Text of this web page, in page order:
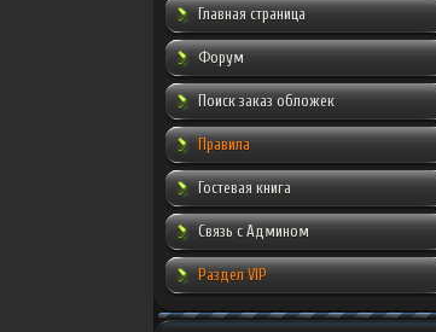
Главная страница
Форум
Поиск заказ обложек
Правила
Гостевая книга
Связь с Админом
Раздел VIP